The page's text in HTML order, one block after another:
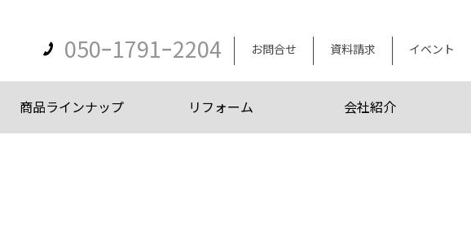
050ｰ1791ｰ2204 お問合せ 資料請求 イベント
商品ラインナップ リフォーム 会社紹介